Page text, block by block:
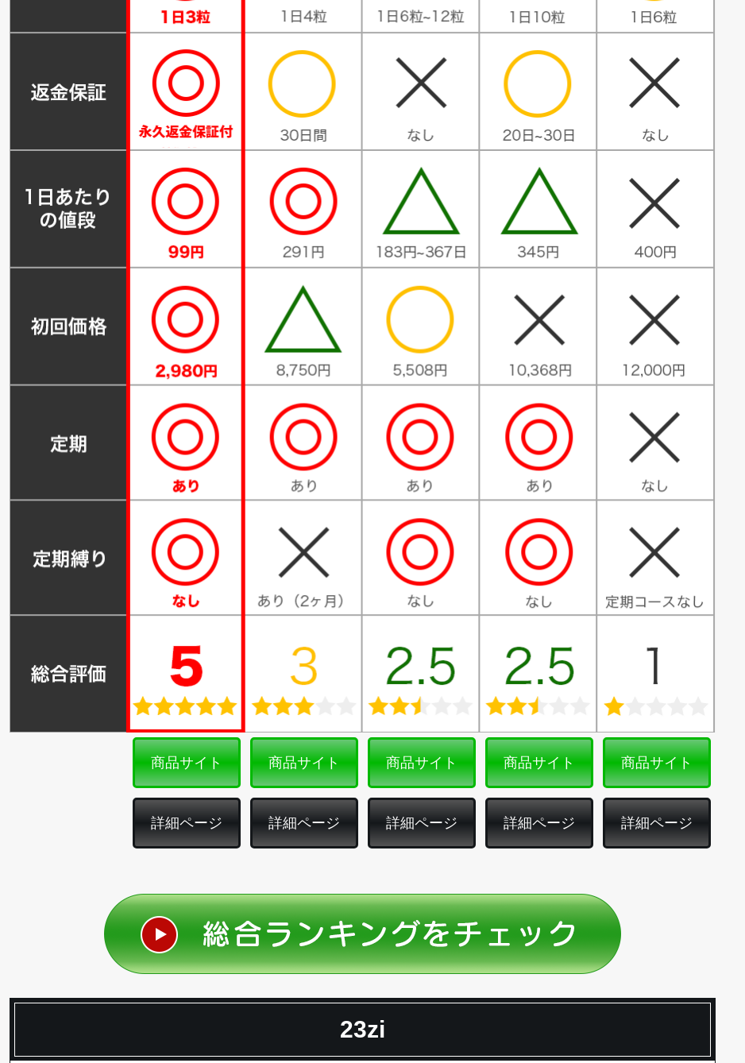
商品サイト 商品サイト 商品サイト 商品サイト 商品サイト
詳細ページ 詳細ページ 詳細ページ 詳細ページ 詳細ページ
23zi